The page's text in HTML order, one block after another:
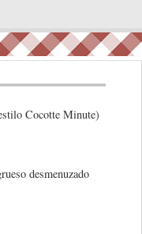
Cocotte Minute)
desmenuzado